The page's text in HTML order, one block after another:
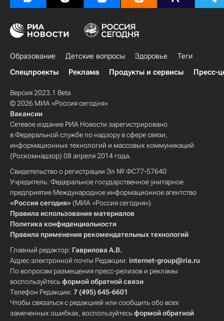
Россия
Образование Детские вопросы Здоровье
Теги
Спецпроекты
Реклама Продукты и сервисы Пресс-
Версия 2023.1 Beta
© 2026 МИА «Россия сегодня»
Вакансии
Сетевое издание РИА Новости зарегистрировано
в Федеральной службе по надзору в сфере связи,
информационных технологий и массовых коммуникаций
(Роскомнадзор) 08 апреля 2014 года.
Свидетельство о регистрации Эл № ФС77-57640
Учредитель: Федеральное государственное унитарное
предприятие Международное информационное агентство
«Россия сегодня» (МИА «Россия сегодня»).
Правила использования материалов
Политика конфиденциальности
Правила применения рекомендательных технологий
Главный редактор: Гаврилова А.В.
Адрес электронной почты Редакции: internet-group@ria.ru
По вопросам размещения пресс-релизов и рекламы
воспользуйтесьформой обратной связи
Телефон Редакции: 7 (495) 645-6601
Чтобы связаться с редакцией или сообщить обо всех
замеченных ошибках, воспользуйтесьформой обратной